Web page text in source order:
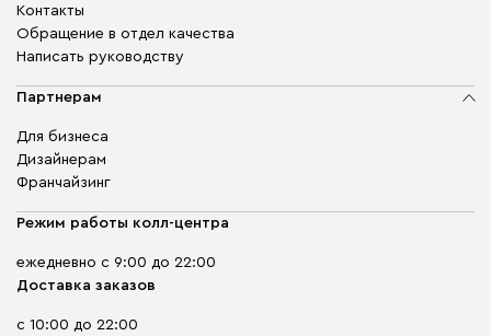
Контакты
Обращение в отдел качества
Написать руководству
Партнерам
Для бизнеса
Дизайнерам
Франчайзинг
Режим работы колл-центра
ежедневно с 9:00 до 22:00
Доставка заказов
с 10:00 до 22:00